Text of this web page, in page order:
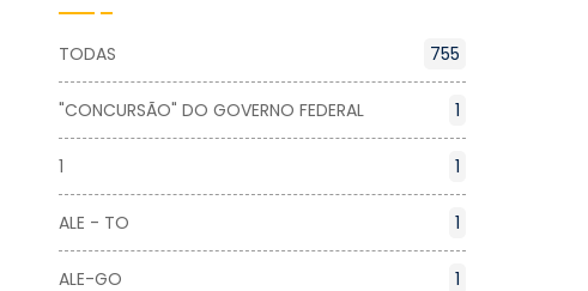
TODAS 755
"CONCURSÃO" DO GOVERNO FEDERAL 1
1 1
ALE - TO 1
ALE-GO 1